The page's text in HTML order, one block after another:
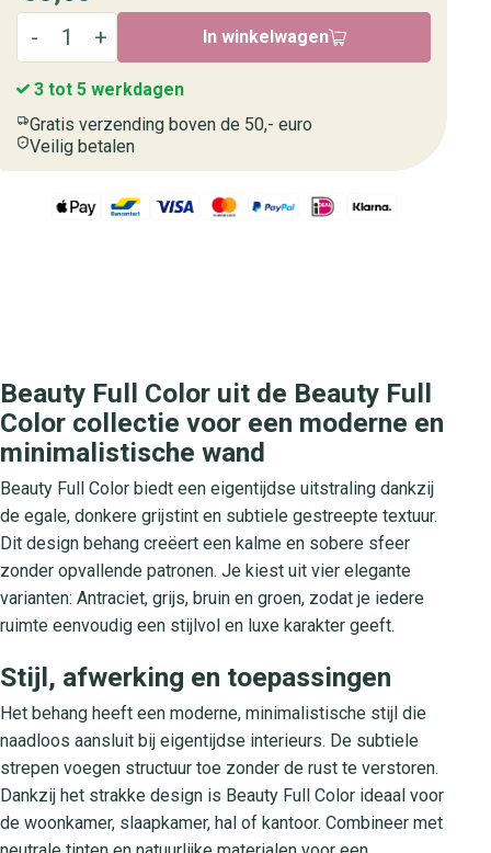
In winkelwagen
3 tot 5 werkdagen
Gratis verzending boven de 50,- euro
Veilig betalen
Beauty Full Color uit de Beauty Full
Color collectie voor een moderne en
minimalistische wand
Beauty Full Color biedt een eigentijdse uitstraling dankzij
de egale, donkere grijstint en subtiele gestreepte textuur.
Dit design behang creëert een kalme en sobere sfeer
zonder opvallende patronen. Je kiest uit vier elegante
varianten: Antraciet, grijs, bruin en groen, zodat je iedere
ruimte eenvoudig een stijlvol en luxe karakter geeft.
Stijl, afwerking en toepassingen
Het behang heeft een moderne, minimalistische stijl die
naadloos aansluit bij eigentijdse interieurs. De subtiele
strepen voegen structuur toe zonder de rust te verstoren.
Dankzij het strakke design is Beauty Full Color ideaal voor
de woonkamer, slaapkamer, hal of kantoor. Combineer met